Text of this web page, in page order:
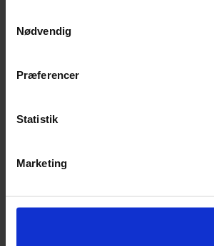
Nødvendig
Præferencer
Statistik
Marketing